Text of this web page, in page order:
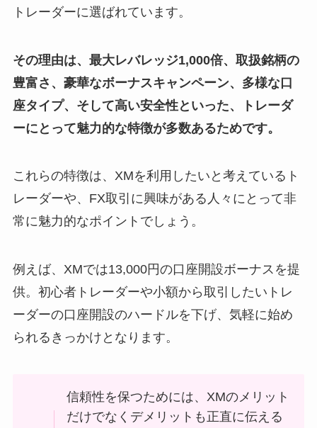
トレーダーに選ばれています。
その理由は、最大レバレッジ1,000倍、取扱銘柄の
豊富さ、豪華なボーナスキャンペーン、多様な口
座タイプ、そして高い安全性といった、トレーダ
ーにとって魅力的な特徴が多数あるためです。
これらの特徴は、XMを利用したいと考えているト
レーダーや、FX取引に興味がある人々にとって非
常に魅力的なポイントでしょう。
例えば、XMでは13,000円の口座開設ボーナスを提
供。初心者トレーダーや小額から取引したいトレ
ーダーの口座開設のハードルを下げ、気軽に始め
られるきっかけとなります。
信頼性を保つためには、XMのメリット
だけでなくデメリットも正直に伝える